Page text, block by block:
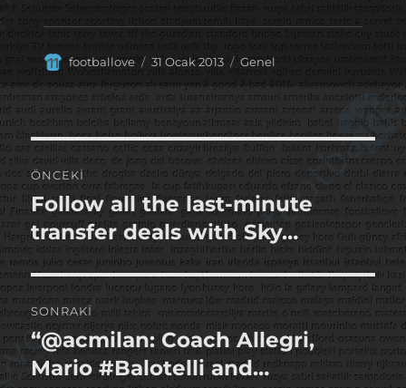
Yazar
footballove
Yayın
tarihi
31 Ocak 2013 Kategoriler
Genel
Yazı
gezinmesi
ÖNCEKI
Önceki
yazı:
Follow all the last-minute
transfer deals with Sky…
SONRAKI
Sonraki
yazı:
“@acmilan: Coach Allegri,
Mario #Balotelli and…